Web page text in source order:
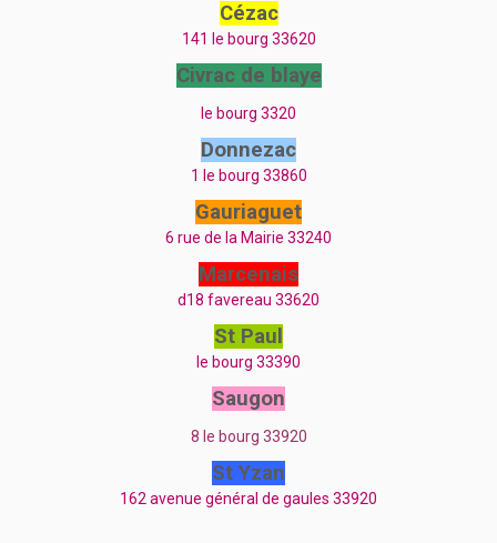
Cézac
141 le bourg 33620
Civrac de blaye
le bourg 3320
Donnezac
1 le bourg 33860
Gauriaguet
6 rue de la Mairie 33240
Marcenais
d18 favereau 33620
St Paul
le bourg 33390
Saugon
8 le bourg 33920
St Yzan
162 avenue général de gaules 33920